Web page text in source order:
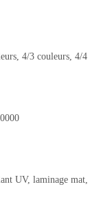
4/3 couleurs, 4/4
UV, laminage